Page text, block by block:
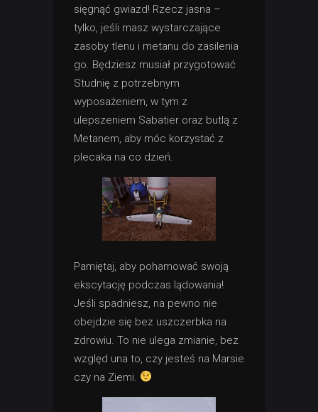
sięgnąć gwiazd! Rzecz jasna –
tylko, jeśli masz wystarczające
zasoby tlenu i metanu do zasilenia
go. Będziesz musiał przygotować
Studnię z potrzebnym
wyposażeniem, w tym z
ulepszeniem Sabatier oraz butlą z
Metanem, aby móc korzystać z
plecaka na co dzień.
Pamiętaj, aby pohamować swoją
ekscytację podczas lądowania!
Jeśli spadniesz, na pewno nie
obejdzie się bez uszczerbka na
zdrowiu. To nie ulega zmianie, bez
względ una to, czy jesteś na Marsie
czy na Ziemi.